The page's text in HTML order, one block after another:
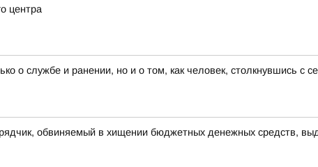
центра
о службе и ранении, но и о том, как человек, столкнувшись с
обвиняемый в хищении бюджетных денежных средств,